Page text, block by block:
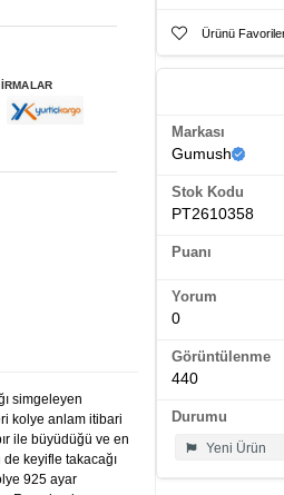
simgeleyen
kolye anlam itibari
ile büyüdüğü ve en
keyifle takacağı
925 ayar
Ürünü
Markası
Gumush
Stok Kodu
PT2610358
Puanı
Yorum
0
Görüntülenme
440
Durumu
Yeni Ürün